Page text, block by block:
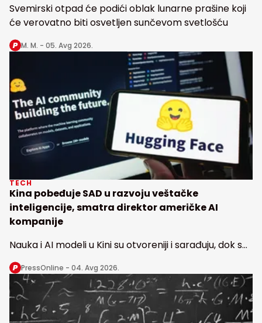
Svemirski otpad će podići oblak lunarne prašine koji
će verovatno biti osvetljen sunčevom svetlošću
M. M. - 05. Avg 2026.
TECH
Kina pobeđuje SAD u razvoju veštačke
inteligencije, smatra direktor američke AI
kompanije
Nauka i AI modeli u Kini su otvoreniji i sarađuju, dok se
u Americi radi u nekoliko izolovanih vodećih
laboratorija, kaže direktor Haging fejsa
PressOnline - 04. Avg 2026.